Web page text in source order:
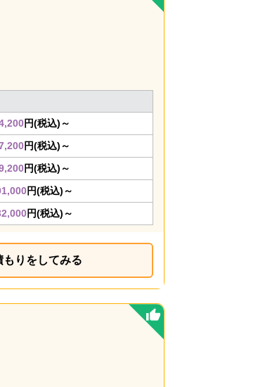
円(税込)～
円(税込)～
円(税込)～
円(税込)～
円(税込)～
りをしてみる